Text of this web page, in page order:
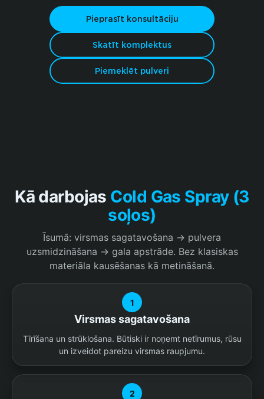
Pieprasīt konsultāciju
Skatīt komplektus
Piemeklēt pulveri
Kā darbojas Cold Gas Spray (3
soļos)
Īsumā: virsmas sagatavošana → pulvera
uzsmidzināšana → gala apstrāde. Bez klasiskas
materiāla kausēšanas kā metināšanā.
1
Virsmas sagatavošana
Tīrīšana un strūklošana. Būtiski ir noņemt netīrumus, rūsu
un izveidot pareizu virsmas raupjumu.
2